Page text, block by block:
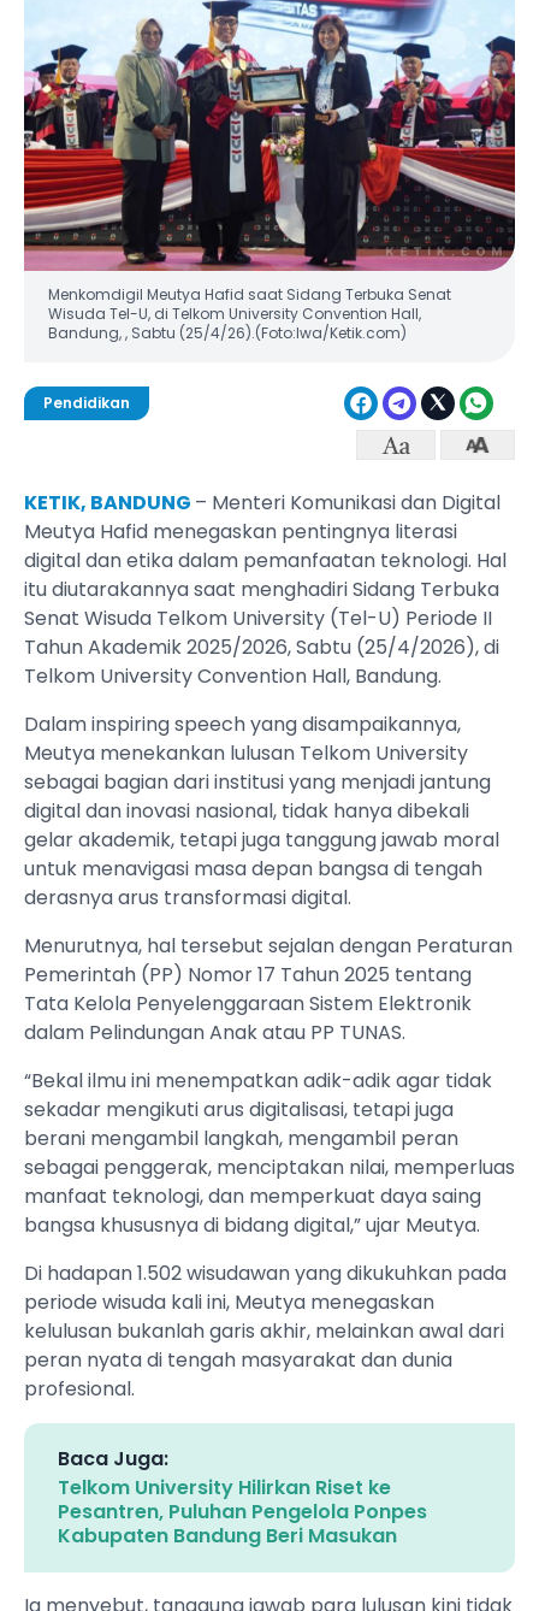
Menkomdigil Meutya Hafid saat Sidang Terbuka Senat
Wisuda Tel-U, di Telkom University Convention Hall,
Bandung, , Sabtu (25/4/26).(Foto:Iwa/Ketik.com)
Pendidikan
KETIK, BANDUNG – Menteri Komunikasi dan Digital
Meutya Hafid menegaskan pentingnya literasi
digital dan etika dalam pemanfaatan teknologi. Hal
itu diutarakannya saat menghadiri Sidang Terbuka
Senat Wisuda Telkom University (Tel-U) Periode II
Tahun Akademik 2025/2026, Sabtu (25/4/2026), di
Telkom University Convention Hall, Bandung.
Dalam inspiring speech yang disampaikannya,
Meutya menekankan lulusan Telkom University
sebagai bagian dari institusi yang menjadi jantung
digital dan inovasi nasional, tidak hanya dibekali
gelar akademik, tetapi juga tanggung jawab moral
untuk menavigasi masa depan bangsa di tengah
derasnya arus transformasi digital.
Menurutnya, hal tersebut sejalan dengan Peraturan
Pemerintah (PP) Nomor 17 Tahun 2025 tentang
Tata Kelola Penyelenggaraan Sistem Elektronik
dalam Pelindungan Anak atau PP TUNAS.
“Bekal ilmu ini menempatkan adik-adik agar tidak
sekadar mengikuti arus digitalisasi, tetapi juga
berani mengambil langkah, mengambil peran
sebagai penggerak, menciptakan nilai, memperluas
manfaat teknologi, dan memperkuat daya saing
bangsa khususnya di bidang digital,” ujar Meutya.
Di hadapan 1.502 wisudawan yang dikukuhkan pada
periode wisuda kali ini, Meutya menegaskan
kelulusan bukanlah garis akhir, melainkan awal dari
peran nyata di tengah masyarakat dan dunia
profesional.
Baca Juga:
Telkom University Hilirkan Riset ke
Pesantren, Puluhan Pengelola Ponpes
Kabupaten Bandung Beri Masukan